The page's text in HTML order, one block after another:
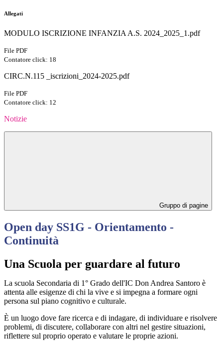
Allegati
MODULO ISCRIZIONE INFANZIA A.S. 2024_2025_1.pdf
File PDF
Contatore click: 18
CIRC.N.115 _iscrizioni_2024-2025.pdf
File PDF
Contatore click: 12
Notizie
Gruppo di pagine
Open day SS1G - Orientamento -
Continuità
Una Scuola per guardare al futuro
La scuola Secondaria di 1° Grado dell'IC Don Andrea Santoro è
attenta alle esigenze di chi la vive e si impegna a formare ogni
persona sul piano cognitivo e culturale.
È un luogo dove fare ricerca e di indagare, di individuare e risolvere
problemi, di discutere, collaborare con altri nel gestire situazioni,
riflettere sul proprio operato e valutare le proprie azioni.